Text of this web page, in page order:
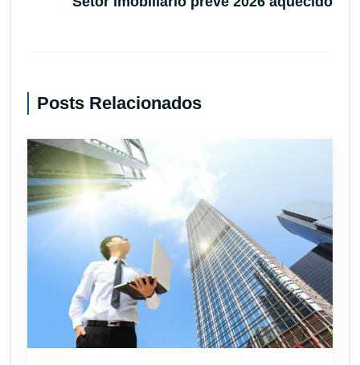
Posts Relacionados